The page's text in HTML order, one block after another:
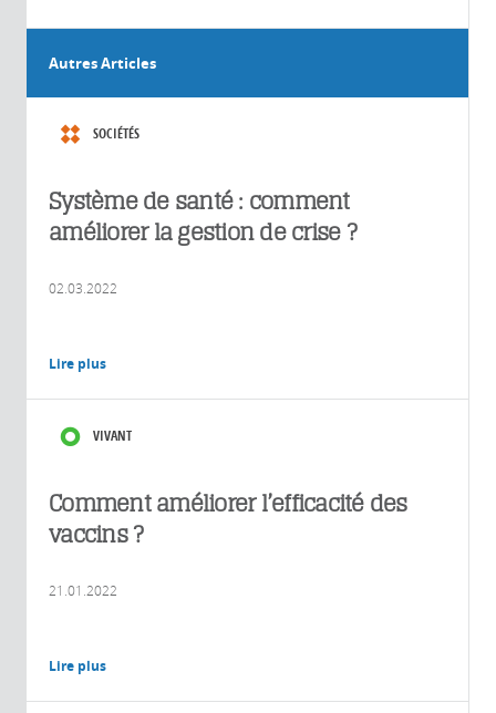
Autres Articles
SOCIÉTÉS
Système de santé : comment
améliorer la gestion de crise ?
02.03.2022
Lire plus
VIVANT
Comment améliorer l’efficacité des
vaccins ?
21.01.2022
Lire plus